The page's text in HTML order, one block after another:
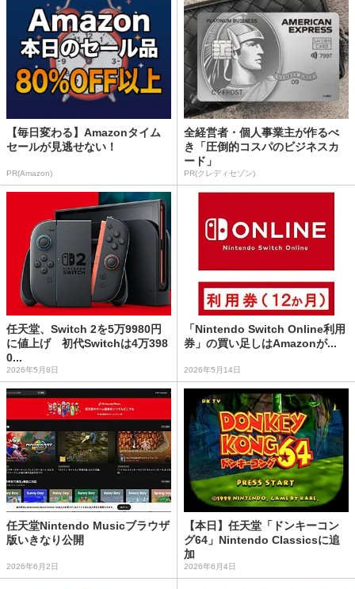
【毎日変わる】Amazonタイム
セールが見逃せない！
PR(Amazon)
全経営者・個人事業主が作るべ
き「圧倒的コスパのビジネスカ
ード」
PR(クレディセゾン)
任天堂、Switch 2を5万9980円
に値上げ 初代Switchは4万398
0...
2026年5月8日
「Nintendo Switch Online利用
券」の買い足しはAmazonが...
2026年5月14日
任天堂Nintendo Musicブラウザ
版いきなり公開
2026年6月2日
【本日】任天堂「ドンキーコン
グ64」Nintendo Classicsに追
加
2026年6月4日